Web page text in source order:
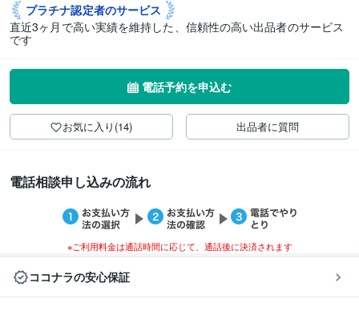
プラチナ認定者のサービス
直近3ヶ月で高い実績を維持した、信頼性の高い出品者のサービス
です
電話予約を申込む
お気に入り(14) 出品者に質問
電話相談申し込みの流れ
※ご利用料金は通話時間に応じて、通話後に決済されます
ココナラの安心保証